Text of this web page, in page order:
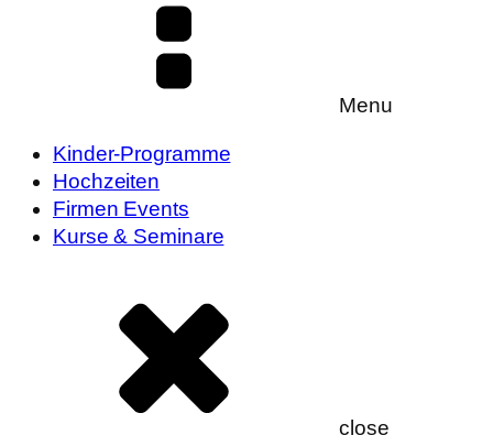
Menu
Kinder-Programme
Hochzeiten
Firmen Events
Kurse & Seminare
close